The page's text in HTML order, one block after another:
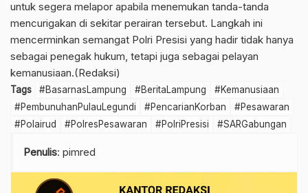
untuk segera melapor apabila menemukan tanda-tanda
mencurigakan di sekitar perairan tersebut. Langkah ini
mencerminkan semangat Polri Presisi yang hadir tidak hanya
sebagai penegak hukum, tetapi juga sebagai pelayan
kemanusiaan.(Redaksi)
Tags #BasarnasLampung #BeritaLampung
#Kemanusiaan
#PembunuhanPulauLegundi
#PencarianKorban
#Pesawaran
#Polairud
#PolresPesawaran #PolriPresisi #SARGabungan
Penulis: pimred